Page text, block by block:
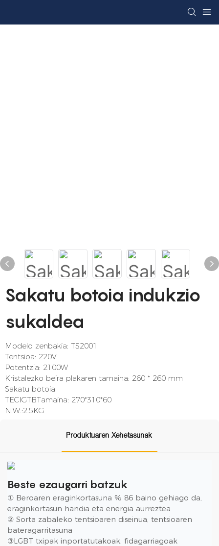
Sakatu botoia indukzio
sukaldea
Modelo zenbakia: TS2001
Tentsioa: 220V
Potentzia: 2100W
Kristalezko beira plakaren tamaina: 260 * 260 mm
Sakatu botoia
TECIGTBTamaina: 270*310*60
N.W.:2.5KG
Produktuaren Xehetasunak
Beste ezaugarri batzuk
① Beroaren eraginkortasuna % 86 baino gehiago da,
eraginkortasun handia eta energia aurreztea
② Sorta zabaleko tentsioaren diseinua, tentsioaren
bateragarritasuna
③LGBT txipak inportatutakoak, fidagarriagoak